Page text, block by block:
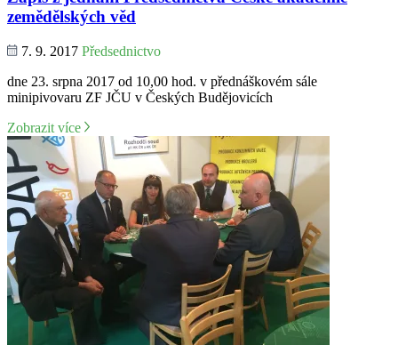
zemědělských věd
7. 9. 2017 Předsednictvo
dne 23. srpna 2017 od 10,00 hod. v přednáškovém sále
minipivovaru ZF JČU v Českých Budějovicích
Zobrazit více